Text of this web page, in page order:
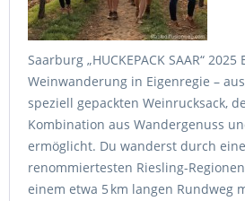
Saarburg „HUCKEPACK SAAR“
Weinwanderung in Eigenregie –
speziell gepackten Weinrucksack,
Kombination aus Wandergenuss
ermöglicht. Du wanderst durch
renommiertesten Riesling-
einem etwa 5 km langen Rundweg